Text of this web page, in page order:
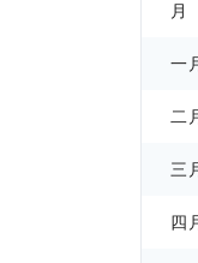
月
一
二
三
四